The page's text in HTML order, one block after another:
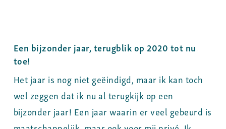
Een bijzonder jaar, terugblik op 2020 tot nu
toe!
Het jaar is nog niet geëindigd, maar ik kan toch
wel zeggen dat ik nu al terugkijk op een
bijzonder jaar! Een jaar waarin er veel gebeurd is